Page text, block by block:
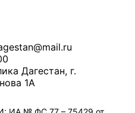
Дагестан, г.
1А